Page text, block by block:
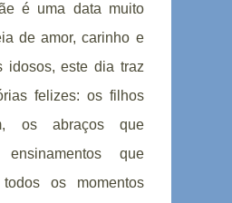
é uma data muito
de amor, carinho e
idosos, este dia traz
felizes: os filhos
os abraços que
que
os momentos